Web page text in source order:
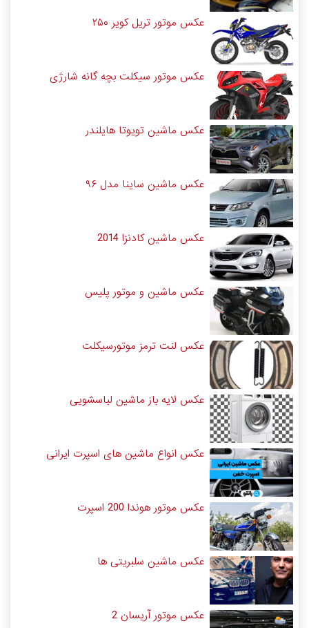
عکس موتور تریل کویر ۲۵۰
عکس موتور سیکلت بچه گانه شارژی
عکس ماشین تویوتا هایلندر
عکس ماشین ساینا مدل ۹۶
عکس ماشین کادنزا 2014
عکس ماشین و موتور پلیس
عکس لنت ترمز موتورسیکلت
عکس لایه باز ماشین لباسشویی
عکس انواع ماشین های اسپرت ایرانی
عکس موتور هوندا 200 اسپرت
عکس ماشین سلبریتی ها
عکس موتور آریسان 2